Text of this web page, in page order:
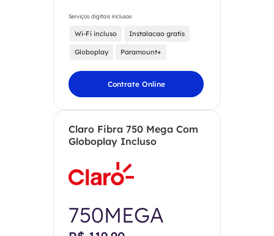
Serviços digitais inclusos
Wi-Fi incluso Instalacao gratis
Globoplay Paramount+
Contrate Online
Claro Fibra 750 Mega Com
Globoplay Incluso
750MEGA